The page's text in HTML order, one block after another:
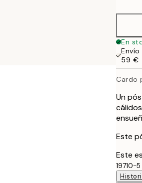
En
59 €
Cardo
Un
Este
Este
19710-5